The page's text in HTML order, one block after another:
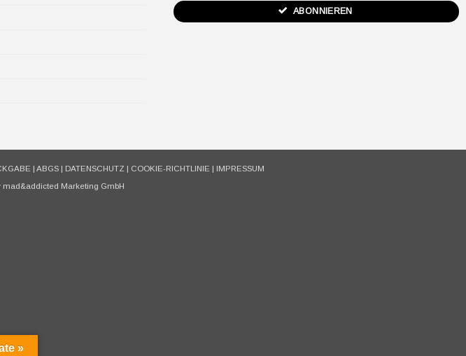
ABONNIEREN
| ABGS| DATENSCHUTZ | COOKIE-RICHTLINIE | IMPRESSUM
mad&addicted Marketing GmbH
»